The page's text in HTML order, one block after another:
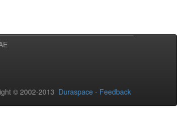
© 2002-2013 Duraspace - Feedback